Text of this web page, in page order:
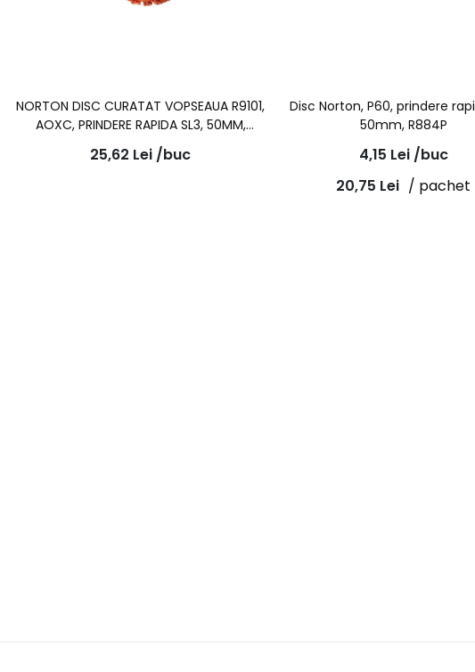
NORTON DISC CURATAT VOPSEAUA R9101,
AOXC, PRINDERE RAPIDA SL3, 50MM,
PORTOCALIU
25,62 Lei /buc
Disc Norton, P60, prindere
50mm, R884P
4,15 Lei /buc
20,75 Lei / pachet